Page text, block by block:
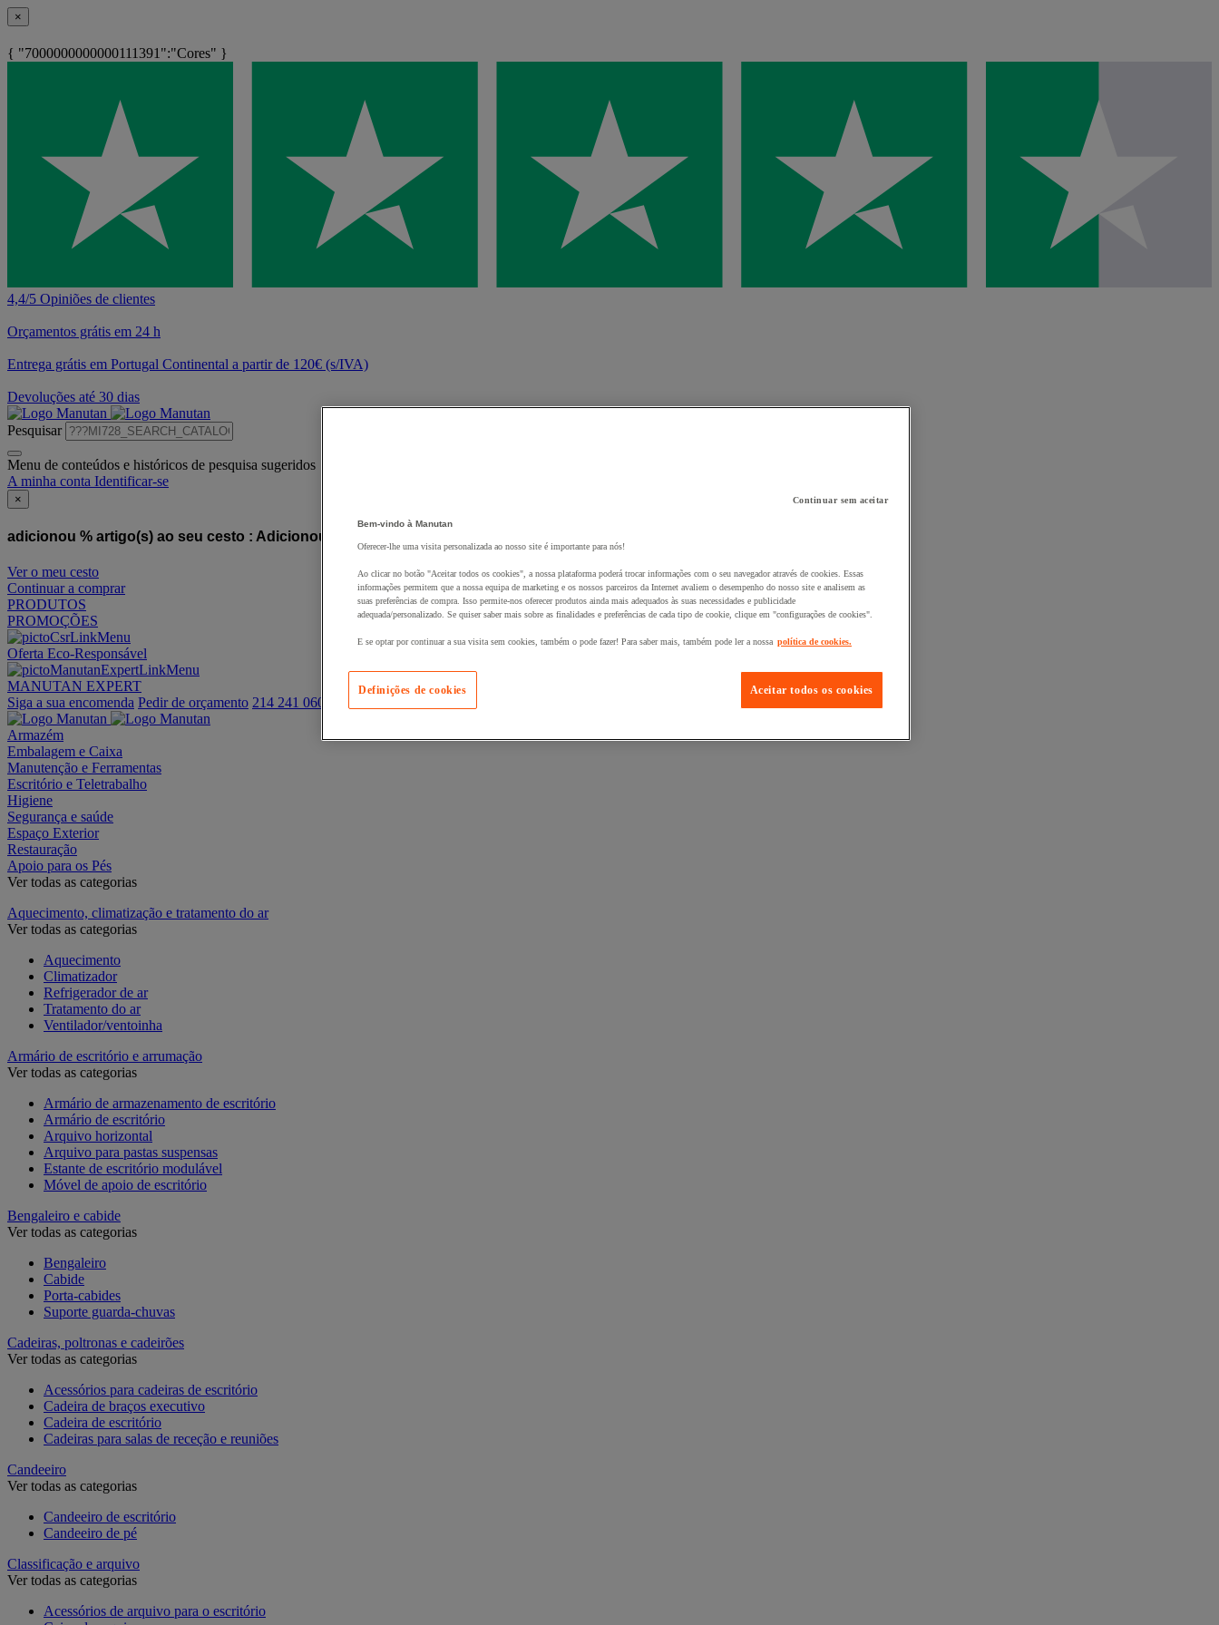
×
{ "7000000000000111391":"Cores" }
4,4/5 Opiniões de clientes
Orçamentos grátis em 24 h
Entrega grátis em Portugal Continental a partir de 120€ (s/IVA)
Devoluções até 30 dias
Pesquisar
Menu de conteúdos e históricos de pesquisa sugeridos
A minha conta Identificar-se
×
adicionou % artigo(s) ao seu cesto : Adicionou este artigo ao seu cesto :
Ver o meu cesto
Continuar a comprar
PRODUTOS
PROMOÇÕES
Oferta Eco-Responsável
MANUTAN EXPERT
Siga a sua encomenda Pedir de orçamento 214 241 060
Armazém
Embalagem e Caixa
Manutenção e Ferramentas
Escritório e Teletrabalho
Higiene
Segurança e saúde
Espaço Exterior
Restauração
Apoio para os Pés
Ver todas as categorias
Aquecimento, climatização e tratamento do ar
Ver todas as categorias
Aquecimento
Climatizador
Refrigerador de ar
Tratamento do ar
Ventilador/ventoinha
Armário de escritório e arrumação
Ver todas as categorias
Armário de armazenamento de escritório
Armário de escritório
Arquivo horizontal
Arquivo para pastas suspensas
Estante de escritório modulável
Móvel de apoio de escritório
Bengaleiro e cabide
Ver todas as categorias
Bengaleiro
Cabide
Porta-cabides
Suporte guarda-chuvas
Cadeiras, poltronas e cadeirões
Ver todas as categorias
Acessórios para cadeiras de escritório
Cadeira de braços executivo
Cadeira de escritório
Cadeiras para salas de receção e reuniões
Candeeiro
Ver todas as categorias
Candeeiro de escritório
Candeeiro de pé
Classificação e arquivo
Ver todas as categorias
Acessórios de arquivo para o escritório
Continuar sem aceitar
Bem-vindo à Manutan
Oferecer-lhe uma visita personalizada ao nosso site é importante para nós!
Ao clicar no botão "Aceitar todos os cookies", a nossa plataforma poderá trocar informações com o seu navegador através de cookies. Essas
informações permitem que a nossa equipa de marketing e os nossos parceiros da Internet avaliem o desempenho do nosso site e analisem as
suas preferências de compra. Isso permite-nos oferecer produtos ainda mais adequados às suas necessidades e publicidade
adequada/personalizado. Se quiser saber mais sobre as finalidades e preferências de cada tipo de cookie, clique em "configurações de cookies".
E se optar por continuar a sua visita sem cookies, também o pode fazer! Para saber mais, também pode ler a nossa política de cookies.
Aceitar todos os cookies
Definições de cookies